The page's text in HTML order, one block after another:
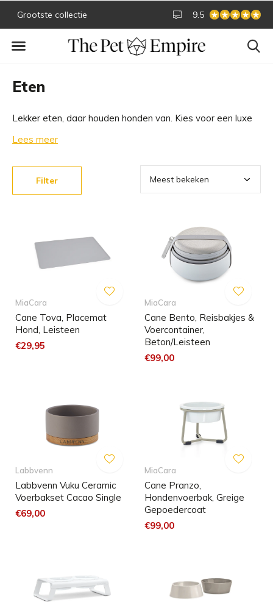
Snelle bezorging Veilig online
9.5
Eten
Lekker eten, daar houden honden van. Kies voor een luxe
design hondenvoerbak waaruit je hond heerlijk eet en jij
en drinkbakken hieronder.
Lees meer
Filter
MiaCara
Cane Tova, Placemat
Hond, Leisteen
€29,95
MiaCara
Cane Bento, Reisbakjes &
Voercontainer,
Beton/Leisteen
€99,00
Labbvenn
Labbvenn Vuku Ceramic
Voerbakset Cacao Single
€69,00
MiaCara
Cane Pranzo,
Hondenvoerbak, Greige
Gepoedercoat
€99,00